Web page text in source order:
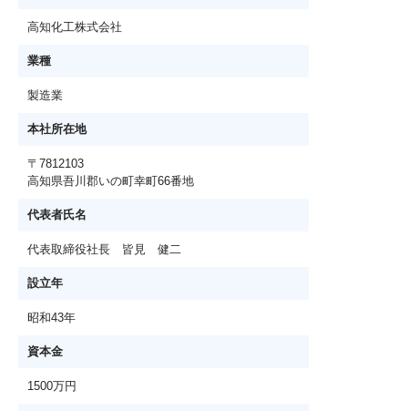
高知化工株式会社
業種
製造業
本社所在地
〒7812103
高知県吾川郡いの町幸町66番地
代表者氏名
代表取締役社長 皆見 健二
設立年
昭和43年
資本金
1500万円